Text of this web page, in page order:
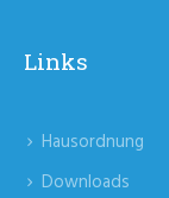
Links
Hausordnung
Downloads